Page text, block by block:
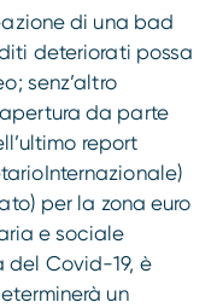
di una bad
deteriorati possa
senz’altro
da parte
report
per la zona euro
e sociale
del Covid-19, è
un